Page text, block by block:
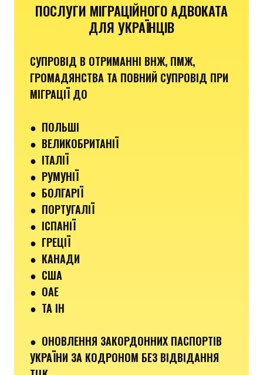
ПОСЛУГИ МІГРАЦІЙНОГО АДВОКАТА
ДЛЯ УКРАЇНЦІВ
СУПРОВІД В ОТРИМАННІ ВНЖ, ПМЖ,
ГРОМАДЯНСТВА ТА ПОВНИЙ СУПРОВІД ПРИ
МІГРАЦІЇ ДО
● ПОЛЬШІ
● ВЕЛИКОБРИТАНІЇ
● ІТАЛІЇ
● РУМУНІЇ
● БОЛГАРІЇ
● ПОРТУГАЛІЇ
● ІСПАНІЇ
● ГРЕЦІЇ
● КАНАДИ
● США
● ОАЕ
● ТА ІН
● ОНОВЛЕННЯ ЗАКОРДОННИХ ПАСПОРТІВ
УКРАЇНИ ЗА КОДРОНОМ БЕЗ ВІДВІДАННЯ